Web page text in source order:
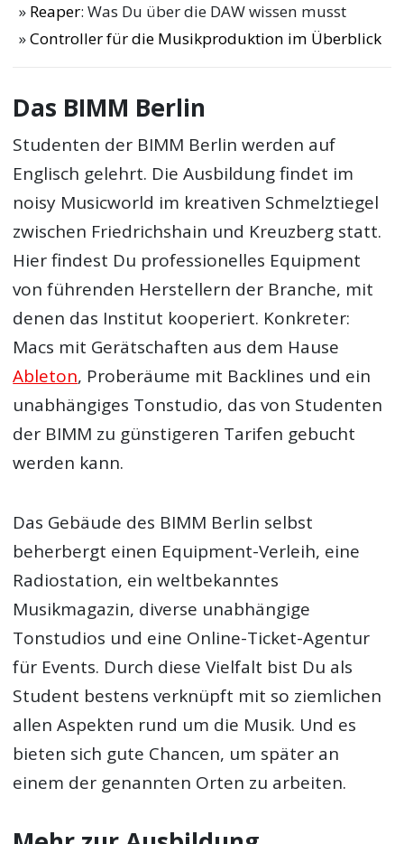
Reaper: Was Du über die DAW wissen musst
Controller für die Musikproduktion im Überblick
Das BIMM Berlin
Studenten der BIMM Berlin werden auf
Englisch gelehrt. Die Ausbildung findet im
noisy Musicworld im kreativen Schmelztiegel
zwischen Friedrichshain und Kreuzberg statt.
Hier findest Du professionelles Equipment
von führenden Herstellern der Branche, mit
denen das Institut kooperiert. Konkreter:
Macs mit Gerätschaften aus dem Hause
Ableton, Proberäume mit Backlines und ein
unabhängiges Tonstudio, das von Studenten
der BIMM zu günstigeren Tarifen gebucht
werden kann.
Das Gebäude des BIMM Berlin selbst
beherbergt einen Equipment-Verleih, eine
Radiostation, ein weltbekanntes
Musikmagazin, diverse unabhängige
Tonstudios und eine Online-Ticket-Agentur
für Events. Durch diese Vielfalt bist Du als
Student bestens verknüpft mit so ziemlichen
allen Aspekten rund um die Musik. Und es
bieten sich gute Chancen, um später an
einem der genannten Orten zu arbeiten.